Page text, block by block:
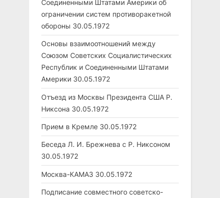
Соединенными Штатами Америки об
ограничении систем противоракетной
обороны 30.05.1972
Основы взаимоотношений между
Союзом Советских Социалистических
Республик и Соединенными Штатами
Америки 30.05.1972
Отъезд из Москвы Президента США Р.
Никсона 30.05.1972
Прием в Кремле 30.05.1972
Беседа Л. И. Брежнева с Р. Никсоном
30.05.1972
Москва-КАМАЗ 30.05.1972
Подписание совместного советско-